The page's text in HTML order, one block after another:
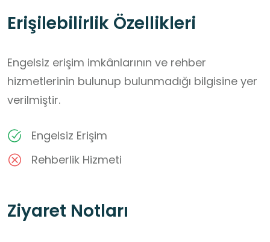
Erişilebilirlik Özellikleri
Engelsiz erişim imkânlarının ve rehber
hizmetlerinin bulunup bulunmadığı bilgisine yer
verilmiştir.
Engelsiz Erişim
Rehberlik Hizmeti
Ziyaret Notları